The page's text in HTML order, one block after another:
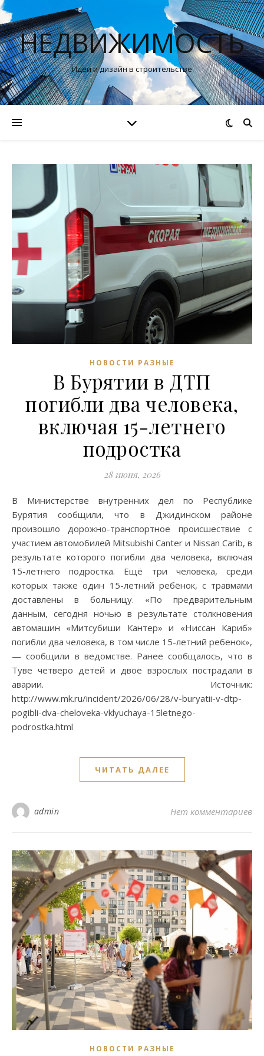
НЕДВИЖИМОСТЬ
Идеи и дизайн в строительстве
НОВОСТИ РАЗНЫЕ
В Бурятии в ДТП
погибли два человека,
включая 15-летнего
подростка
28 июня, 2026
В Министерстве внутренних дел по Республике
Бурятия сообщили, что в Джидинском районе
произошло дорожно-транспортное происшествие с
участием автомобилей Mitsubishi Canter и Nissan Carib, в
результате которого погибли два человека, включая
15-летнего подростка. Ещё три человека, среди
которых также один 15-летний ребёнок, с травмами
доставлены в больницу. «По предварительным
данным, сегодня ночью в результате столкновения
автомашин «Митсубиши Кантер» и «Ниссан Кариб»
погибли два человека, в том числе 15-летний ребенок»,
— сообщили в ведомстве. Ранее сообщалось, что в
Туве четверо детей и двое взрослых пострадали в
аварии. Источник:
http://www.mk.ru/incident/2026/06/28/v-buryatii-v-dtp-
pogibli-dva-cheloveka-vklyuchaya-15letnego-
podrostka.html
ЧИТАТЬ ДАЛЕЕ
admin Нет комментариев
НОВОСТИ РАЗНЫЕ